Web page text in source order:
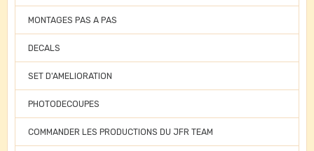
MONTAGES PAS A PAS
DECALS
SET D'AMELIORATION
PHOTODECOUPES
COMMANDER LES PRODUCTIONS DU JFR TEAM